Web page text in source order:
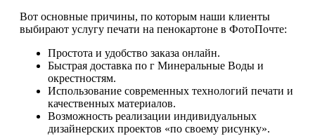
Вот основные причины, по которым наши клиенты
выбирают услугу печати на пенокартоне в ФотоПочте:
Простота и удобство заказа онлайн.
Быстрая доставка по г Минеральные Воды и
окрестностям.
Использование современных технологий печати и
качественных материалов.
Возможность реализации индивидуальных
дизайнерских проектов «по своему рисунку».